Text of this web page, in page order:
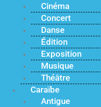
Cinéma
Concert
Danse
Édition
Exposition
Musique
Théâtre
Caraïbe
Antigue